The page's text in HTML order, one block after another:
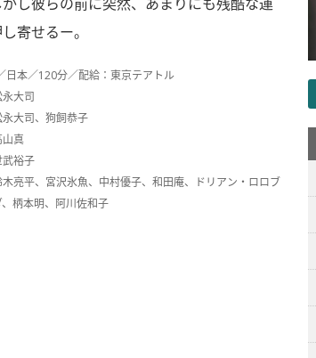
寄せるー。
日本／120分／配給：東京テアトル
大司
大司、狗飼恭子
山真
武裕子
木亮平、宮沢氷魚、中村優子、和田庵、ドリアン・ロロブ
、柄本明、阿川佐和子